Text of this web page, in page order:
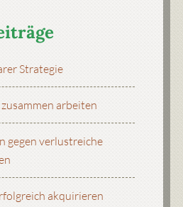
Strategie
arbeiten
gegen verlustreiche
akquirieren